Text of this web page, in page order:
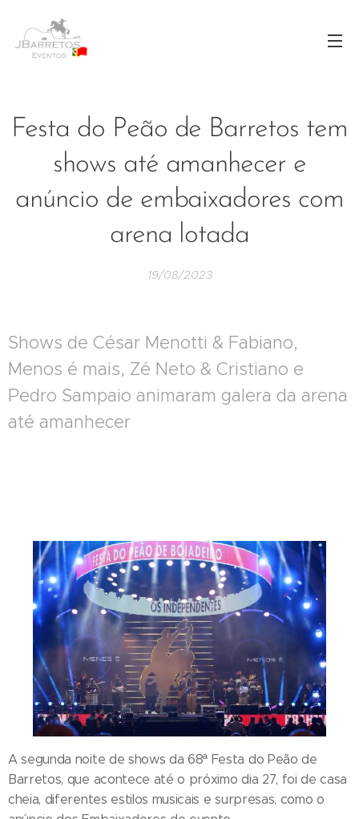
Festa do Peão de Barretos tem
shows até amanhecer e
anúncio de embaixadores com
arena lotada
19/08/2023
Shows de César Menotti & Fabiano,
Menos é mais, Zé Neto & Cristiano e
Pedro Sampaio animaram galera da arena
até amanhecer
A segunda noite de shows da 68ª Festa do Peão de
Barretos, que acontece até o próximo dia 27, foi de casa
cheia, diferentes estilos musicais e surpresas, como o